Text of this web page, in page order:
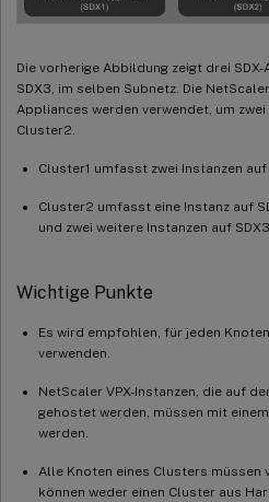
Die vorherige Abbildung zeigt drei SDX-
SDX3, im selben Subnetz. Die
Appliances werden verwendet, um
Cluster2.
Cluster1 umfasst zwei Instanzen auf
Cluster2 umfasst eine Instanz auf
und zwei weitere Instanzen auf SDX3.
Wichtige Punkte
Es wird empfohlen, für jeden
verwenden.
NetScaler VPX-Instanzen, die auf
gehostet werden, müssen mit
werden.
Alle Knoten eines Clusters müssen
können weder einen Cluster aus